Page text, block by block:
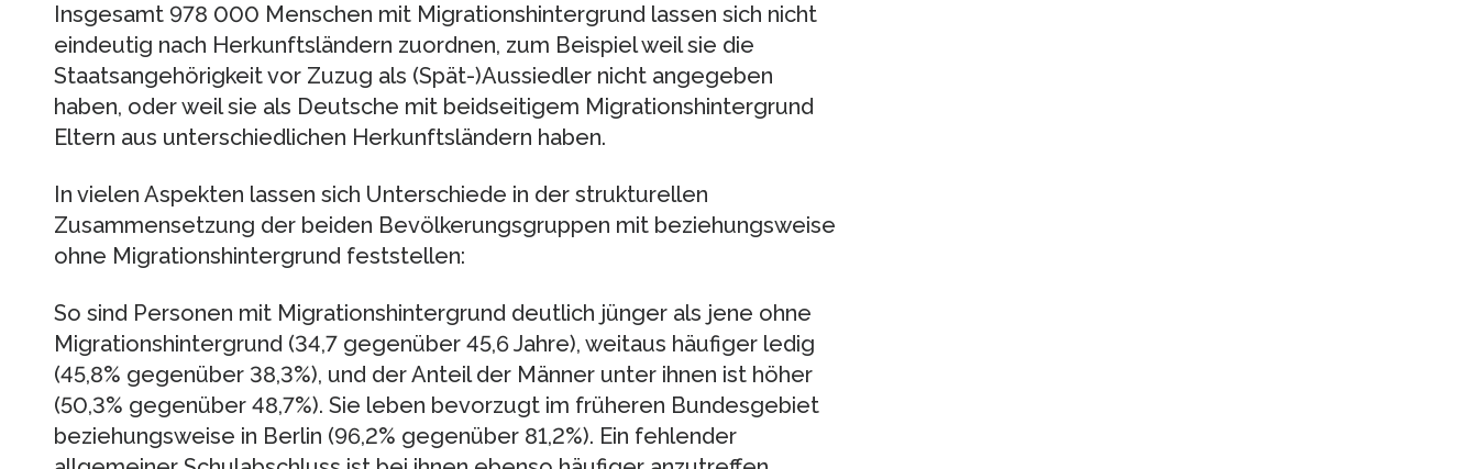
Insgesamt 978 000 Menschen mit Migrationshintergrund lassen sich nicht
eindeutig nach Herkunftsländern zuordnen, zum Beispiel weil sie die
Staatsangehörigkeit vor Zuzug als (Spät-)Aussiedler nicht angegeben
haben, oder weil sie als Deutsche mit beidseitigem Migrationshintergrund
Eltern aus unterschiedlichen Herkunftsländern haben.
In vielen Aspekten lassen sich Unterschiede in der strukturellen
Zusammensetzung der beiden Bevölkerungsgruppen mit beziehungsweise
ohne Migrationshintergrund feststellen:
So sind Personen mit Migrations­hintergrund deutlich jünger als jene ohne
Migrationshintergrund (34,7 gegenüber 45,6 Jahre), weitaus häufiger ledig
(45,8% gegenüber 38,3%), und der Anteil der Männer unter ihnen ist höher
(50,3% gegenüber 48,7%). Sie leben bevorzugt im früheren Bundesgebiet
beziehungsweise in Berlin (96,2% gegenüber 81,2%). Ein fehlender